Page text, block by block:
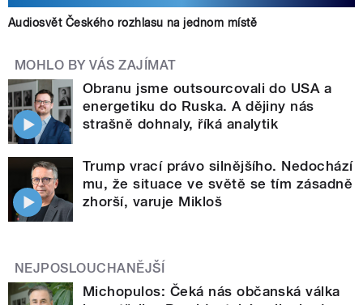
Audiosvět Českého rozhlasu na jednom místě
MOHLO BY VÁS ZAJÍMAT
Obranu jsme outsourcovali do USA a
energetiku do Ruska. A dějiny nás
strašně dohnaly, říká analytik
Trump vrací právo silnějšího. Nedochází
mu, že situace ve světě se tím zásadně
zhorší, varuje Mikloš
NEJPOSLOUCHANĚJŠÍ
Michopulos: Čeká nás občanská válka